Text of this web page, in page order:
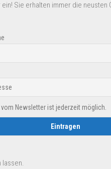
Sie erhalten immer die
vom Newsletter ist jederzeit möglich.